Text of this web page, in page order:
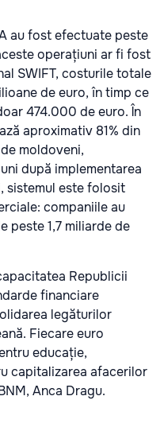
au fost efectuate peste
operațiuni ar fi fost
SWIFT, costurile totale
de euro, în timp ce
474.000 de euro. În
aproximativ 81% din
moldoveni,
după implementarea
sistemul este folosit
companiile au
peste 1,7 miliarde de
Republicii
financiare
legăturilor
Fiecare euro
educație,
capitalizarea afacerilor
Anca Dragu.